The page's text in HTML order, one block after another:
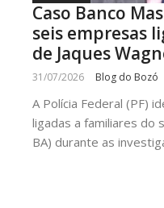
Caso Banco
seis empresas
de Jaques
31/07/2026 Blog do Bozó
A Polícia Federal (PF)
ligadas a familiares do
BA) durante as